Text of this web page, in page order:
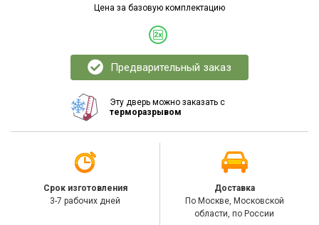
Цена за базовую комплектацию
Предварительный заказ
Эту дверь можно заказать с
терморазрывом
Срок изготовления
3-7 рабочих дней
Доставка
По Москве, Московской
области, по России